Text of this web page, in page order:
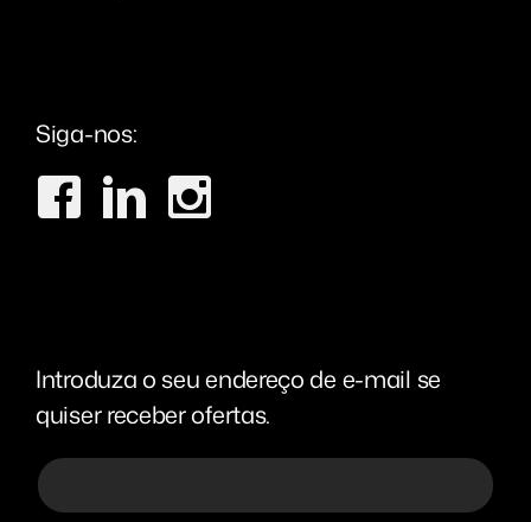
Siga-nos:
Introduza o seu endereço de e-mail se
quiser receber ofertas.